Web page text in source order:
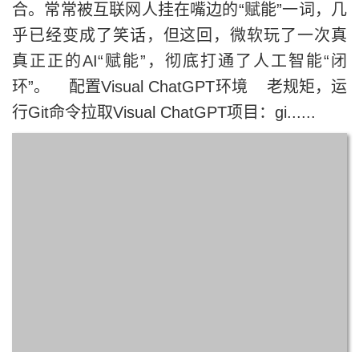
合。常常被互联网人挂在嘴边的“赋能”一词，几
乎已经变成了笑话，但这回，微软玩了一次真
真正正的AI“赋能”，彻底打通了人工智能“闭
环”。 配置Visual ChatGPT环境 老规矩，运
行Git命令拉取Visual ChatGPT项目：gi......